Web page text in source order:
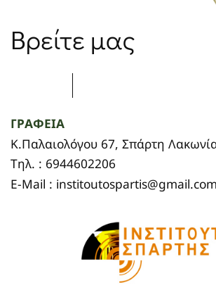
Βρείτε μας
ΓΡΑΦΕΙΑ
Κ.Παλαιολόγου 67, Σπάρτη
Τηλ. : 6944602206
E-Mail : institoutospartis@gmail.com